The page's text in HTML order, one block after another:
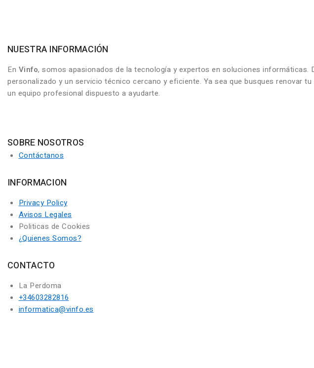
NUESTRA INFORMACIÓN
En Vinfo, somos apasionados de la tecnología y expertos en soluciones
personalizado y un servicio técnico cercano y eficiente. Ya sea que busques renovar
un equipo profesional dispuesto a ayudarte.
SOBRE NOSOTROS
Contáctanos
INFORMACION
Privacy Policy
Avisos Legales
Politicas de Cookies
¿Quienes Somos?
CONTACTO
La Perdoma
+34603282816
informatica@vinfo.es